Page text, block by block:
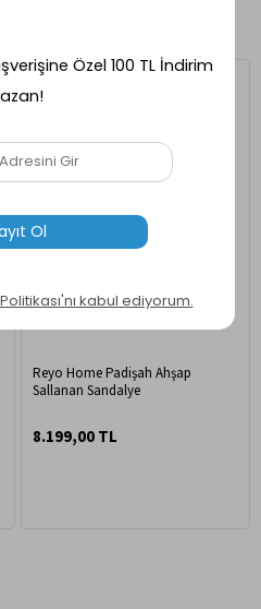
Reyo Home Padişah Ahşap
Sallanan Sandalye
8.199,00 TL